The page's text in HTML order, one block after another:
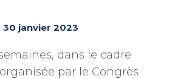
30 janvier 2023
dans le cadre
par le Congrès